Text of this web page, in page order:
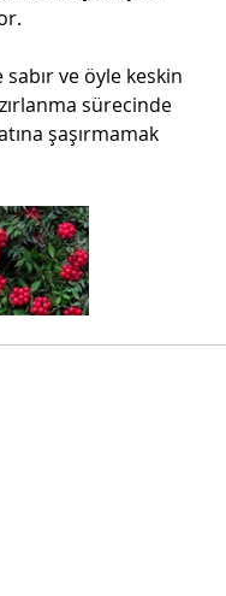
ve öyle keskin
sürecinde
şaşırmamak